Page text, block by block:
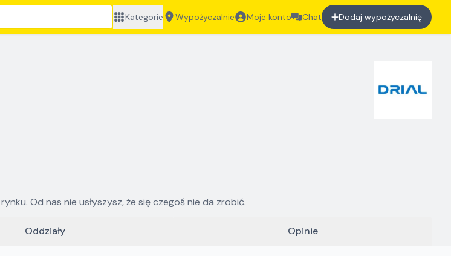
Kategorie Wypożyczalnie Moje konto Chat Dodaj wypożyczalnię
Od nas nie usłyszysz, że się czegoś nie da zrobić.
Oddziały Opinie